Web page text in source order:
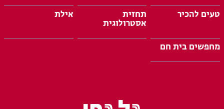
טעים להכיר
תחזית
אסטרולוגית
אילת
מחפשים בית חם